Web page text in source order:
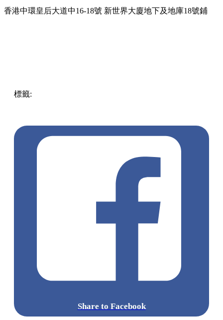
香港中環皇后大道中16-18號 新世界大廈地下及地庫18號鋪
標籤:
Share to Facebook